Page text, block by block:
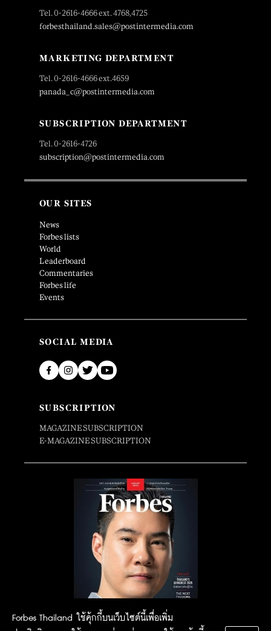
Forbes Thailand ใช้คุ้กกี้บนเว็บไซต์นี้เพื่อเพิ่ม
Tel. 0-2616-4666 ext. 4768,4725
forbesthailand.sales@postintermedia.com
MARKETING DEPARTMENT
Tel. 0-2616-4666 ext.4659
panada_c@postintermedia.com
SUBSCRIPTION DEPARTMENT
Tel. 0-2616-4726
subscription@postintermedia.com
OUR SITES
News
Forbes lists
World
Leaderboard
Commentaries
Forbes life
Events
SOCIAL MEDIA
SUBSCRIPTION
MAGAZINE SUBSCRIPTION
E-MAGAZINE SUBSCRIPTION